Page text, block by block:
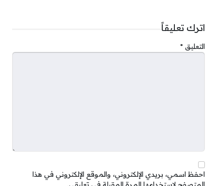
اترك تعليقاً
التعليق *
احفظ اسمي، بريدي الإلكتروني، والموقع الإلكتروني في هذا